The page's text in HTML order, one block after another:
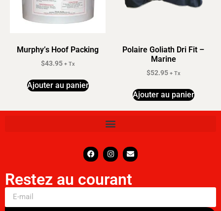
Murphy’s Hoof Packing
$43.95 + Tx
Ajouter au panier
Polaire Goliath Dri Fit –
Marine
$52.95 + Tx
Ajouter au panier
Restez au courant